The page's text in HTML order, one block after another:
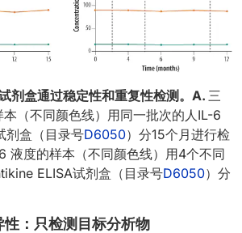
剂盒通过稳定性和重复性检测。A. 三
（不同颜色线）用同一批次的人IL-6
剂盒（目录号D6050）分15个月进行检
液度的样本（不同颜色线）用4个不同
ELISA试剂盒（目录号D6050）分
：只检测目标分析物